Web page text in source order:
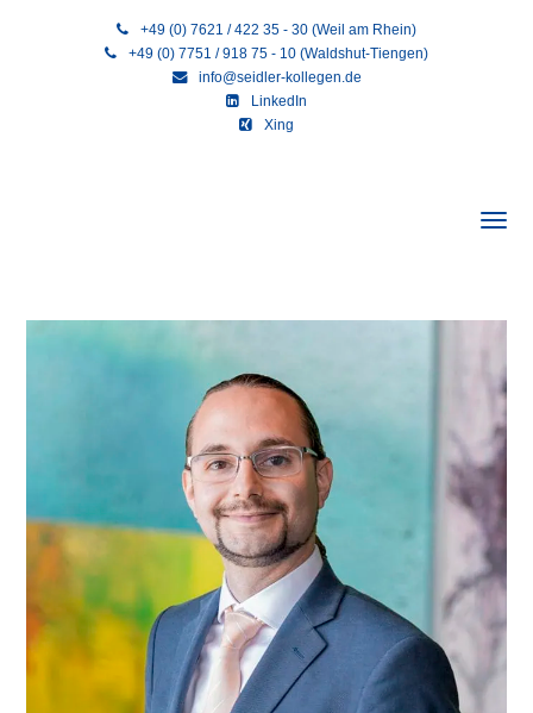
+49 (0) 7621 / 422 35 - 30 (Weil am Rhein)
+49 (0) 7751 / 918 75 - 10 (Waldshut-Tiengen)
info@seidler-kollegen.de
LinkedIn
Xing